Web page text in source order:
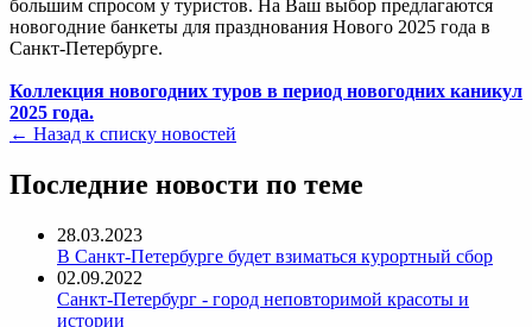
большим спросом у туристов. На Ваш выбор предлагаются
новогодние банкеты для празднования Нового 2025 года в
Санкт-Петербурге.
Коллекция новогодних туров в период новогодних каникул
2025 года.
← Назад к списку новостей
Последние новости по теме
28.03.2023
В Санкт-Петербурге будет взиматься курортный сбор
02.09.2022
Санкт-Петербург - город неповторимой красоты и
истории